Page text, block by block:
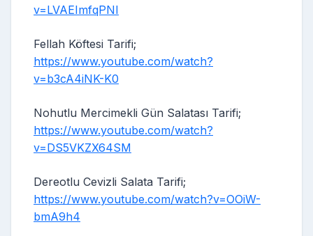
v=LVAEImfqPNI
Fellah Köftesi Tarifi;
https://www.youtube.com/watch?
v=b3cA4iNK-K0
Nohutlu Mercimekli Gün Salatası Tarifi;
https://www.youtube.com/watch?
v=DS5VKZX64SM
Dereotlu Cevizli Salata Tarifi;
https://www.youtube.com/watch?v=OOiW-
bmA9h4